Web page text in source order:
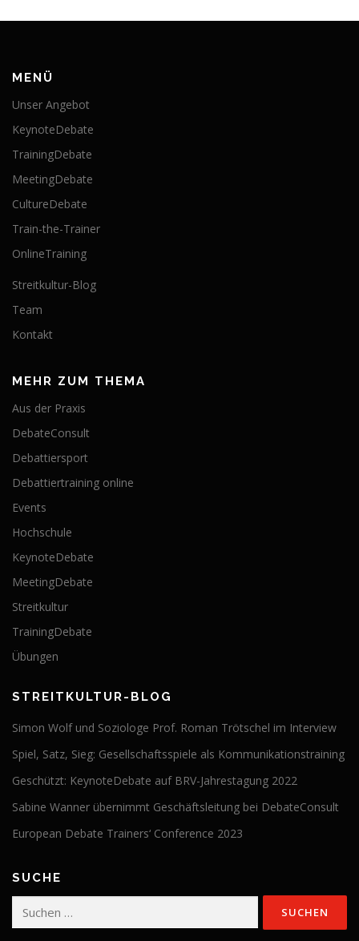
MENÜ
Unser Angebot
KeynoteDebate
TrainingDebate
MeetingDebate
CultureDebate
Train-the-Trainer
OnlineTraining
Streitkultur-Blog
Team
Kontakt
MEHR ZUM THEMA
Aus der Praxis
DebateConsult
Debattiersport
Debattiertraining online
Events
Hochschule
KeynoteDebate
MeetingDebate
Streitkultur
TrainingDebate
Übungen
STREITKULTUR-BLOG
Simon Wolf und Soziologe Prof. Roman Trötschel im Interview
Spiel, Satz, Sieg: Gesellschaftsspiele als Kommunikationstraining
Geschützt: KeynoteDebate auf BRV-Jahrestagung 2022
Sabine Wanner übernimmt Geschäftsleitung bei DebateConsult
European Debate Trainers‘ Conference 2023
SUCHE
Suchen